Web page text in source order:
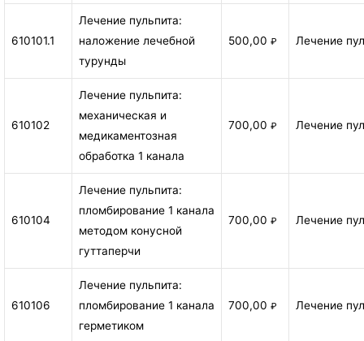
610101.1
Лечение пульпита:
наложение лечебной
турунды
500,00 ₽ Лечение
610102
Лечение пульпита:
механическая и
медикаментозная
обработка 1 канала
700,00 ₽ Лечение
610104
Лечение пульпита:
пломбирование 1 канала
методом конусной
гуттаперчи
700,00 ₽ Лечение
610106
Лечение пульпита:
пломбирование 1 канала
герметиком
700,00 ₽ Лечение